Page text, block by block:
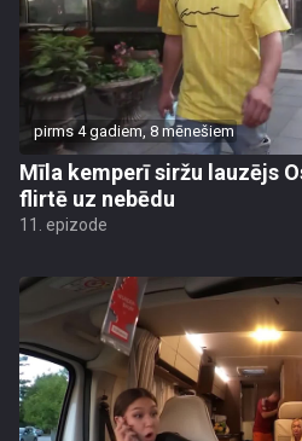
pirms 4 gadiem, 8 mēnešiem
Mīla kemperī siržu lauzējs
flirtē uz nebēdu
11. epizode